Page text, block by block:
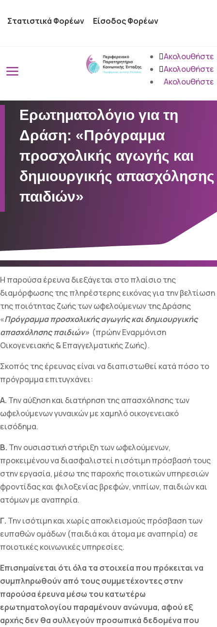
Στατιστικά Φορέων Είσοδος Φορέων
a
Ακολουθήστε
Ακολουθήστε
Ακολουθήστε
Ερωτηματολόγιο για τη
Δράση: «Πρόγραμμα
προσχολικής αγωγής και
δημιουργικής απασχόλησης
παιδιών»
Η παρούσα έρευνα διεξάγεται στο πλαίσιο της
διαμόρφωσης της πληρέστερης εικόνας για την βελτίωση
της ποιότητας ζωής των ωφελούμενων της Δράσης
«Πρόγραμμα προσχολικής αγωγής και δημιουργικής
απασχόλησης παιδιών» (πρώην Εναρμόνιση
Οικογενειακής & Επαγγελματικής Ζωής).
Σκοπός της έρευνας είναι να διαπιστωθεί κατά πόσο το
πρόγραμμα επιτυγχάνει:
Α. Την αύξηση και διατήρηση της απασχόλησης των
ωφελούμενων γυναικών µε χαμηλό οικογενειακό
εισόδημα.
Β. Την ουσιαστική στήριξη των ωφελούμενων,
προκειμένου να διασφαλιστεί η ισότιμη πρόσβασή τους
στην εργασία, µέσω της παροχής ποιοτικών υπηρεσιών
φροντίδας και φιλοξενίας βρεφών, νηπίων, παιδιών και
ατόμων µε αναπηρία.
Γ. Την ισότιμη και χωρίς αποκλεισμούς πρόσβαση των
ευπαθών ομάδων (παιδιά και άτομα με αναπηρία) σε
ποιοτικές κοινωνικές υπηρεσίες.
Επισημαίνεται ότι όλα τα στοιχεία που πρόκειται να
συμπληρωθούν από τους συμμετέχοντες στην
παρούσα έρευνα μέσω του κατωτέρω
ερωτηματολογίου παραμένουν ανώνυμα, αφού εξ
αρχής δεν θα συλλεγούν προσωπικά δεδομένα που